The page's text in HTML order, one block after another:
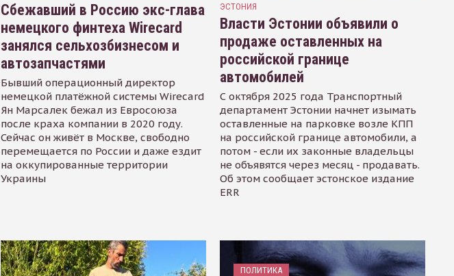
Сбежавший в Россию экс-глава
немецкого финтеха Wirecard
занялся сельхозбизнесом и
автозапчастями
Бывший операционный директор
немецкой платёжной системы Wirecard
Ян Марсалек бежал из Евросоюза
после краха компании в 2020 году.
Сейчас он живёт в Москве, свободно
перемещается по России и даже ездит
на оккупированные территории
Украины
ЭСТОНИЯ
Власти Эстонии объявили о
продаже оставленных на
российской границе
автомобилей
С октября 2025 года Транспортный
департамент Эстонии начнет изымать
оставленные на парковке возле КПП
на российской границе автомобили, а
потом - если их законные владельцы
не объявятся через месяц - продавать.
Об этом сообщает эстонское издание
ERR
ПОЛИТИКА